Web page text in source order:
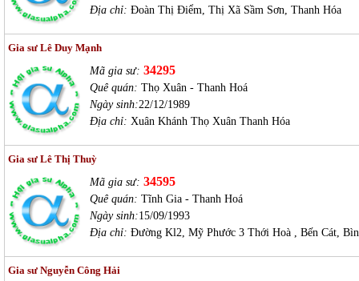
Địa chỉ: Đoàn Thị Điểm, Thị Xã Sầm Sơn, Thanh Hóa
Gia sư Lê Duy Mạnh
Mã gia sư: 34295
Quê quán: Thọ Xuân - Thanh Hoá
Ngày sinh:22/12/1989
Địa chỉ: Xuân Khánh Thọ Xuân Thanh Hóa
Gia sư Lê Thị Thuỳ
Mã gia sư: 34595
Quê quán: Tĩnh Gia - Thanh Hoá
Ngày sinh:15/09/1993
Địa chỉ: Đường Kl2, Mỹ Phước 3 Thới Hoà , Bến Cát,
Gia sư Nguyễn Công Hải